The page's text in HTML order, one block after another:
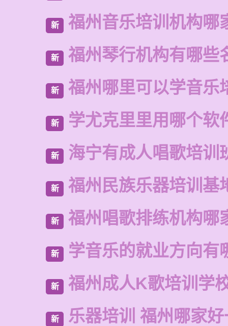
新 福州音乐培训机构哪
新 福州琴行机构有哪些
新 福州哪里可以学音乐
新 学尤克里里用哪个软
新 海宁有成人唱歌培训
新 福州民族乐器培训基
新 福州唱歌排练机构哪
新 学音乐的就业方向有
新 福州成人K歌培训学
新 乐器培训 福州哪家